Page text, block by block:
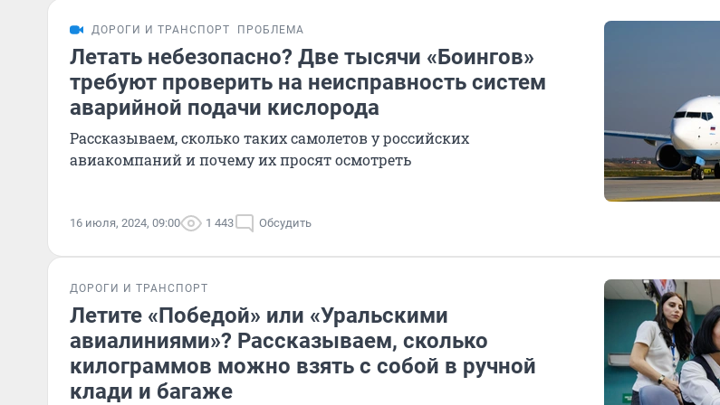
ДОРОГИ И ТРАНСПОРТ ПРОБЛЕМА
Летать небезопасно? Две тысячи «Боингов»
требуют проверить на неисправность систем
аварийной подачи кислорода
Рассказываем, сколько таких самолетов у российских
авиакомпаний и почему их просят осмотреть
16 июля, 2024, 09:00 1 443 Обсудить
ДОРОГИ И ТРАНСПОРТ
Летите «Победой» или «Уральскими
авиалиниями»? Рассказываем, сколько
килограммов можно взять с собой в ручной
клади и багаже